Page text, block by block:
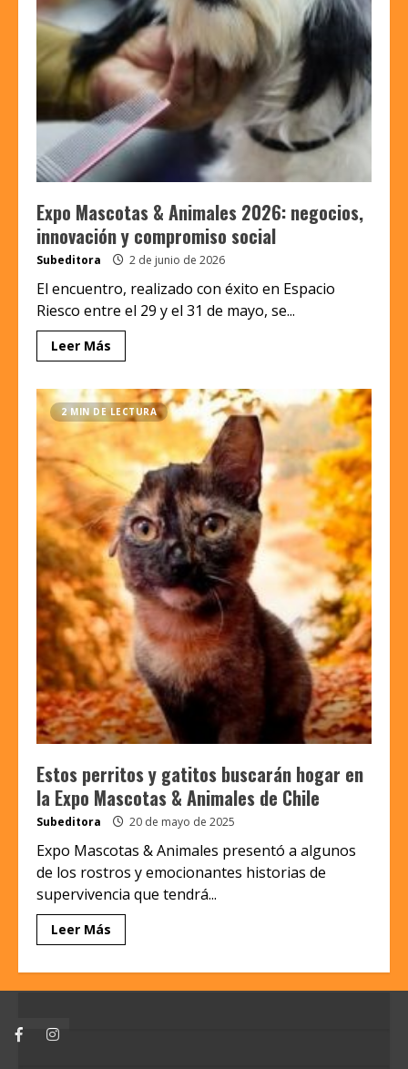
Expo Mascotas & Animales 2026: negocios,
innovación y compromiso social
Subeditora 2 de junio de 2026
El encuentro, realizado con éxito en Espacio
Riesco entre el 29 y el 31 de mayo, se...
Leer Más
2 MIN DE LECTURA
Estos perritos y gatitos buscarán hogar en
la Expo Mascotas & Animales de Chile
Subeditora 20 de mayo de 2025
Expo Mascotas & Animales presentó a algunos
de los rostros y emocionantes historias de
supervivencia que tendrá...
Leer Más
FacebookInstagram